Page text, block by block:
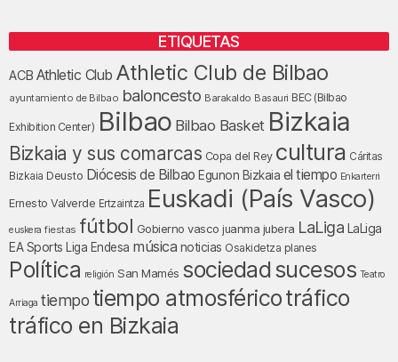
ETIQUETAS
ACB Athletic Club Athletic Club de Bilbao
ayuntamiento de Bilbao baloncesto Barakaldo Basauri BEC (Bilbao
Exhibition Center) Bilbao Bilbao Basket Bizkaia
Bizkaia y sus comarcas Copa del Rey cultura Cáritas
Bizkaia Deusto Diócesis de Bilbao Egunon Bizkaia el tiempo Enkarterri
Ernesto Valverde Ertzaintza Euskadi (País Vasco)
euskera fiestas fútbol Gobierno vasco juanma jubera LaLiga LaLiga
EA Sports Liga Endesa música noticias Osakidetza planes
Política religión San Mamés sociedad sucesos Teatro
Arriaga tiempo tiempo atmosféricotráfico
tráfico en Bizkaia